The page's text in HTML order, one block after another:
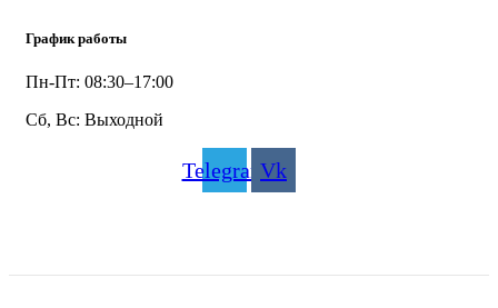
График работы
Пн-Пт: 08:30–17:00
Сб, Вс: Выходной
TelegramVk